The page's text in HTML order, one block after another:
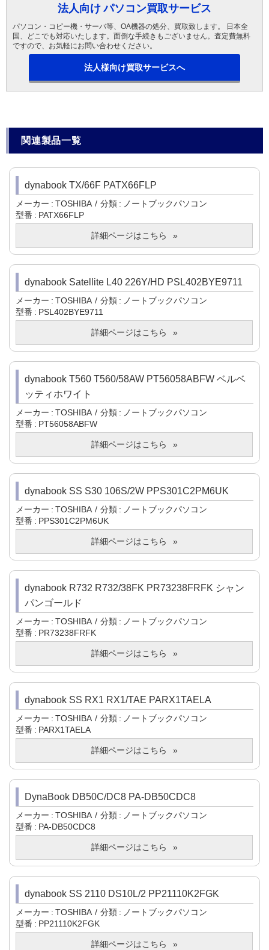
法人向け パソコン買取サービス
パソコン・コピー機・サーバ等、OA機器の処分、買取致します。 日本全
国、どこでも対応いたします。面倒な手続きもございません。査定費無料
ですので、お気軽にお問い合わせください。
法人様向け買取サービスへ
関連製品一覧
dynabook TX/66F PATX66FLP
メーカー TOSHIBA 分類
ノートブックパソコン
型番
PATX66FLP
詳細ページはこちら
dynabook Satellite L40 226Y/HD PSL402BYE9711
メーカー TOSHIBA 分類
ノートブックパソコン
型番
PSL402BYE9711
詳細ページはこちら
dynabook T560 T560/58AW PT56058ABFW ベルベ
ッティホワイト
メーカー TOSHIBA 分類
ノートブックパソコン
型番
PT56058ABFW
詳細ページはこちら
dynabook SS S30 106S/2W PPS301C2PM6UK
メーカー TOSHIBA 分類
ノートブックパソコン
型番
PPS301C2PM6UK
詳細ページはこちら
dynabook R732 R732/38FK PR73238FRFK シャン
パンゴールド
メーカー TOSHIBA 分類
ノートブックパソコン
型番
PR73238FRFK
詳細ページはこちら
dynabook SS RX1 RX1/TAE PARX1TAELA
メーカー TOSHIBA 分類
ノートブックパソコン
型番
PARX1TAELA
詳細ページはこちら
DynaBook DB50C/DC8 PA-DB50CDC8
メーカー TOSHIBA 分類
ノートブックパソコン
型番
PA-DB50CDC8
詳細ページはこちら
dynabook SS 2110 DS10L/2 PP21110K2FGK
メーカー TOSHIBA 分類
ノートブックパソコン
型番
PP21110K2FGK
詳細ページはこちら